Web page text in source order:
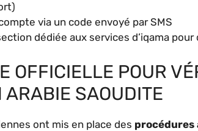
via un code envoyé par SMS
dédiée aux services d’iqama
OFFICIELLE POUR
ARABIE SAOUDITE
ont mis en place des